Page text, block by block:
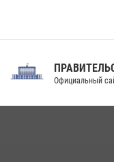
Праздник «Один день с
Официальный